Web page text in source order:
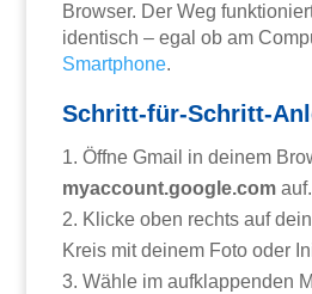
Browser. Der Weg
identisch – egal ob am
Smartphone.
Schritt-für-Schritt-
Öffne Gmail in deinem
myaccount.google.com auf.
Klicke oben rechts auf dein
Kreis mit deinem Foto oder
Wähle im aufklappenden